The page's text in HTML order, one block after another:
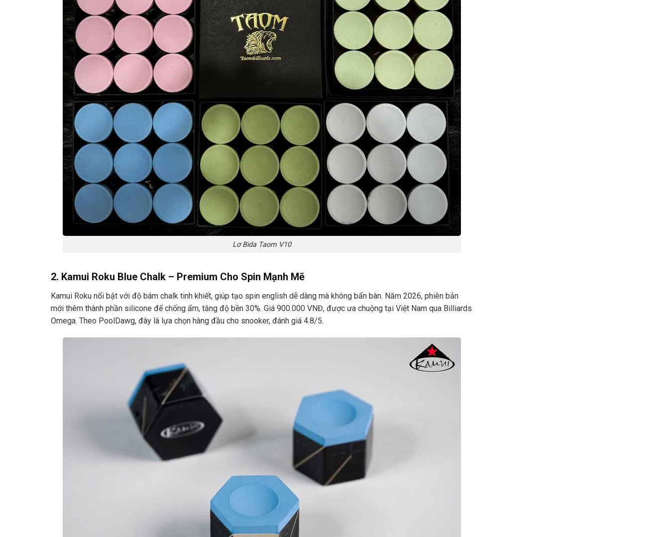
Lơ Bida Taom V10
2. Kamui Roku Blue Chalk – Premium Cho Spin Mạnh Mẽ
Kamui Roku nổi bật với độ bám chalk tinh khiết, giúp tạo spin english dễ dàng mà không bẩn bàn. Năm 2026, phiên bản
mới thêm thành phần silicone để chống ẩm, tăng độ bền 30%. Giá 900.000 VNĐ, được ưa chuộng tại Việt Nam qua Billiards
Omega. Theo PoolDawg, đây là lựa chọn hàng đầu cho snooker, đánh giá 4.8/5.